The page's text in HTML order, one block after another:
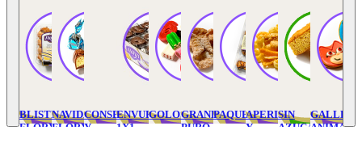
BLISTER
FLORY'S
NAVIDAD
FLORYS
CONSERVAS
Y
ENVUELTOS
1X1
GOLOSINAS
GRANEL
PURO
PAQUETERIA
APERITIVOS
Y
SIN
AZUCAR